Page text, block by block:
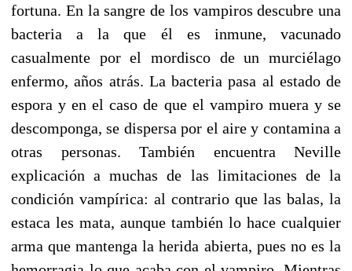
fortuna. En la sangre de los vampiros descubre una
bacteria a la que él es inmune, vacunado
casualmente por el mordisco de un murciélago
enfermo, años atrás. La bacteria pasa al estado de
espora y en el caso de que el vampiro muera y se
descomponga, se dispersa por el aire y contamina a
otras personas. También encuentra Neville
explicación a muchas de las limitaciones de la
condición vampírica: al contrario que las balas, la
estaca les mata, aunque también lo hace cualquier
arma que mantenga la herida abierta, pues no es la